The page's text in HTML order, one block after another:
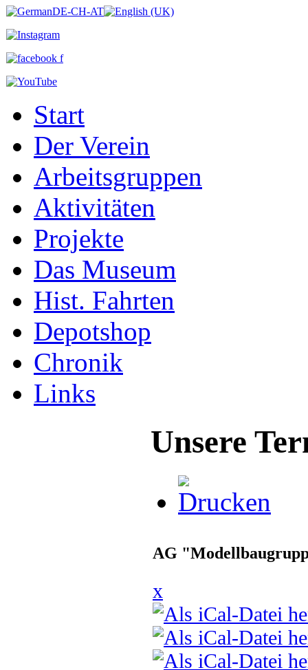
Start
Der Verein
Arbeitsgruppen
Aktivitäten
Projekte
Das Museum
Hist. Fahrten
Depotshop
Chronik
Links
Unsere
AG
x